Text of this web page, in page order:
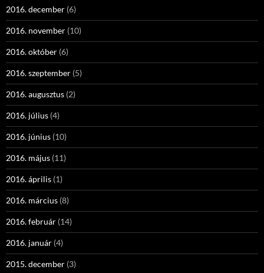
2016. december (6)
2016. november (10)
2016. október (6)
2016. szeptember (5)
2016. augusztus (2)
2016. július (4)
2016. június (10)
2016. május (11)
2016. április (1)
2016. március (8)
2016. február (14)
2016. január (4)
2015. december (3)